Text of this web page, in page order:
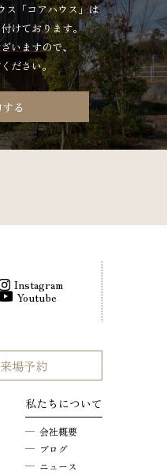
ス「コアハウス」は
けております。
いますので、
ださい。
る
Instagram
Youtube
場予約
私たちについて
会社概要
ブログ
ニュース